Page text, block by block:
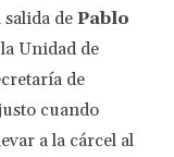
de Pablo
Unidad de
de
cuando
a la cárcel al